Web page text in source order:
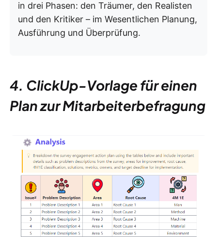
in drei Phasen: den Träumer, den Realisten
und den Kritiker – im Wesentlichen Planung,
Ausführung und Überprüfung.
4. ClickUp-Vorlage für einen
Plan zur Mitarbeiterbefragung